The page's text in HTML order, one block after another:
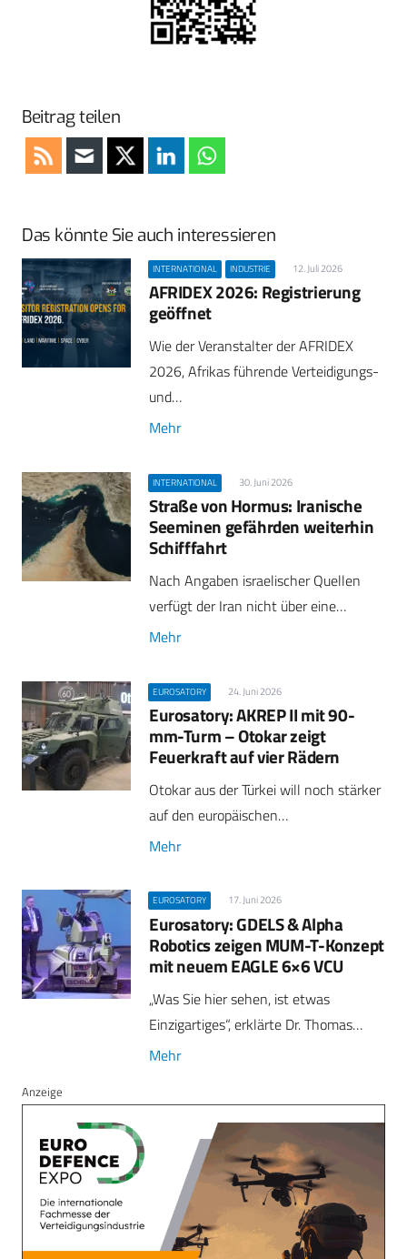
Beitrag teilen
Das könnte Sie auch interessieren
INTERNATIONAL INDUSTRIE 12. Juli 2026
AFRIDEX 2026: Registrierung
geöffnet
Wie der Veranstalter der AFRIDEX
2026, Afrikas führende Verteidigungs-
und…
Mehr
INTERNATIONAL 30. Juni 2026
Straße von Hormus: Iranische
Seeminen gefährden weiterhin
Schifffahrt
Nach Angaben israelischer Quellen
verfügt der Iran nicht über eine…
Mehr
EUROSATORY 24. Juni 2026
Eurosatory: AKREP II mit 90-
mm-Turm – Otokar zeigt
Feuerkraft auf vier Rädern
Otokar aus der Türkei will noch stärker
auf den europäischen…
Mehr
EUROSATORY 17. Juni 2026
Eurosatory: GDELS & Alpha
Robotics zeigen MUM-T-Konzept
mit neuem EAGLE 6×6 VCU
„Was Sie hier sehen, ist etwas
Einzigartiges“, erklärte Dr. Thomas…
Mehr
Anzeige